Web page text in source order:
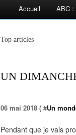
Accueil ABC :
Top articles
UN
06 mai 2018 ( #Un
Pendant que je vais